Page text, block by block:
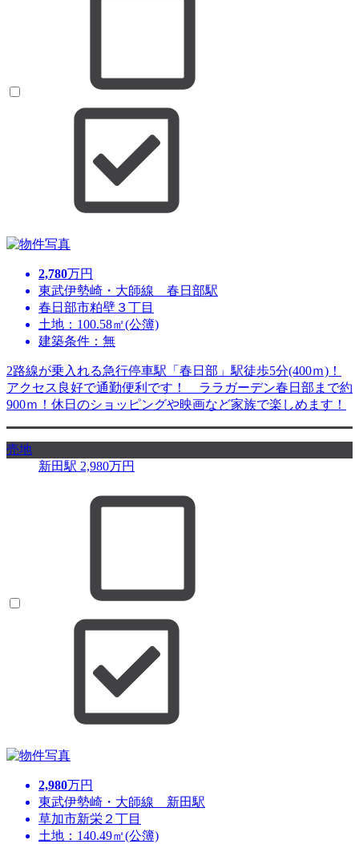
2,780万円
東武伊勢崎・大師線 春日部駅
春日部市粕壁３丁目
土地：100.58㎡(公簿)
建築条件：無
2路線が乗入れる急行停車駅「春日部」駅徒歩5分(400ｍ)！
アクセス良好で通勤便利です！ ララガーデン春日部まで約
900ｍ！休日のショッピングや映画など家族で楽しめます！
売地
新田駅 2,980万円
2,980万円
東武伊勢崎・大師線 新田駅
草加市新栄２丁目
土地：140.49㎡(公簿)